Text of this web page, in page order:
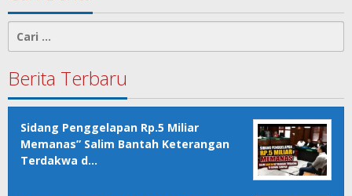
Cari
Berita Terbaru
Sidang Penggelapan Rp.5 Miliar
Memanas” Salim Bantah Keterangan
Terdakwa d…